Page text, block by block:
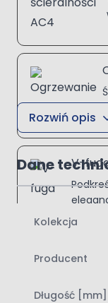
V-
Rozwiń opis
Dane
Kolekcja
Producent
Długość [mm]